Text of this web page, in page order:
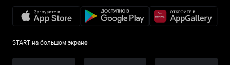
START на большом экране